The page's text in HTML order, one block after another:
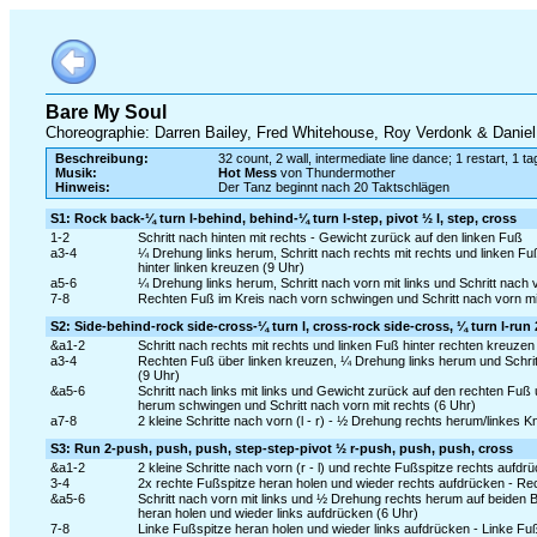
Bare My Soul
Choreographie: Darren Bailey, Fred Whitehouse, Roy Verdonk &
Beschreibung:
32 count, 2 wall, intermediate line dance; 1 restart, 1
Musik:
Hot Messvon Thundermother
Hinweis:
Der Tanz beginnt nach 20 Taktschlägen
S1: Rock back-¼ turn l-behind, behind-¼ turn l-step, pivot ½ l, step, cross
1-2
Schritt nach hinten mit rechts - Gewicht zurück auf den linken Fuß
a3-4
¼ Drehung links herum, Schritt nach rechts mit rechts und linken
hinter linken kreuzen (9 Uhr)
a5-6
¼ Drehung links herum, Schritt nach vorn mit links und Schritt
7-8
Rechten Fuß im Kreis nach vorn schwingen und Schritt nach vorn
S2: Side-behind-rock side-cross-¼ turn l, cross-rock side-cross, ¼ turn l-run
&a1-2
Schritt nach rechts mit rechts und linken Fuß hinter rechten
a3-4
Rechten Fuß über linken kreuzen, ¼ Drehung links herum und
(9 Uhr)
&a5-6
Schritt nach links mit links und Gewicht zurück auf den rechten
herum schwingen und Schritt nach vorn mit rechts (6 Uhr)
a7-8
2 kleine Schritte nach vorn (l - r) - ½ Drehung rechts herum/linkes
S3: Run 2-push, push, push, step-step-pivot ½ r-push, push, push, cross
&a1-2
2 kleine Schritte nach vorn (r - l) und rechte Fußspitze rechts
3-4
2x rechte Fußspitze heran holen und wieder rechts aufdrücken -
&a5-6
Schritt nach vorn mit links und ½ Drehung rechts herum auf
heran holen und wieder links aufdrücken (6 Uhr)
7-8
Linke Fußspitze heran holen und wieder links aufdrücken - Linke